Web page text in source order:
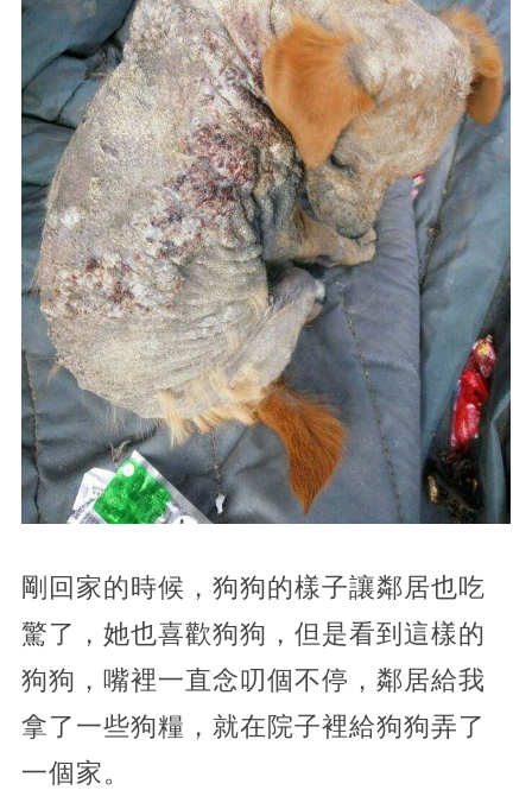
剛回家的時候，狗狗的樣子讓鄰居也吃
驚了，她也喜歡狗狗，但是看到這樣的
狗狗，嘴裡一直念叨個不停，鄰居給我
拿了一些狗糧，就在院子裡給狗狗弄了
一個家。